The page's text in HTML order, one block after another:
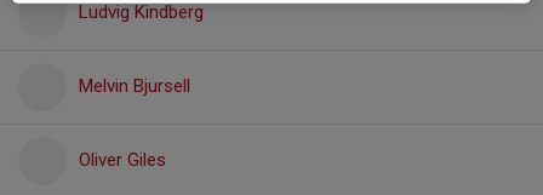
Ludvig Kindberg
Melvin Bjursell
Oliver Giles